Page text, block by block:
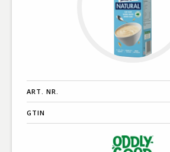
ART. NR.
GTIN